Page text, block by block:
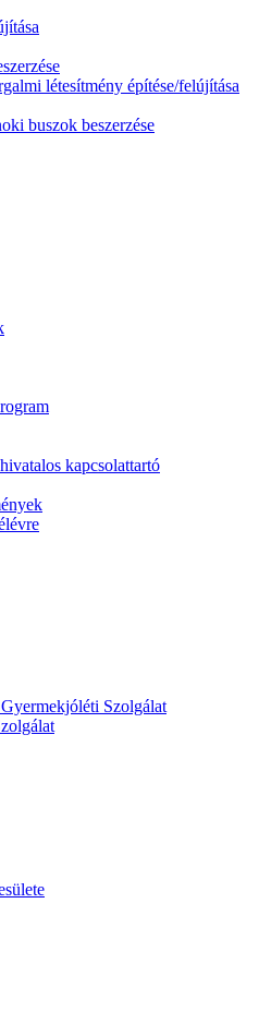
létesítmény építése/felújítása
buszok beszerzése
kapcsolattartó
Szolgálat